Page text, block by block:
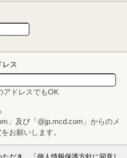
ス
ドレスでもOK
」及び「@jp.mcd.com」からのメ
お願いします。